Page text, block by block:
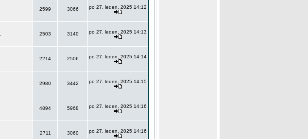
2599 3066 po 27. leden, 2025 14:12
2503 3140 po 27. leden, 2025 14:13
2214 2506 po 27. leden, 2025 14:14
2980 3442 po 27. leden, 2025 14:15
4894 5968 po 27. leden, 2025 14:16
2711 3060 po 27. leden, 2025 14:16